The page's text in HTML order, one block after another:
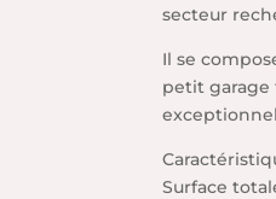
secteur
Il se
petit garage
Surface